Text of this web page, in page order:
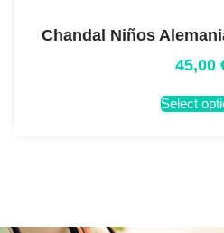
Chandal Niños
45,00
Select